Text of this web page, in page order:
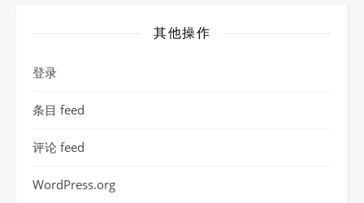
其他操作
登录
条目 feed
评论 feed
WordPress.org